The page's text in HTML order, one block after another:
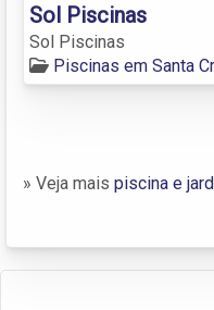
Sol Piscinas
Sol Piscinas
Piscinas em Santa
» Veja mais piscina e